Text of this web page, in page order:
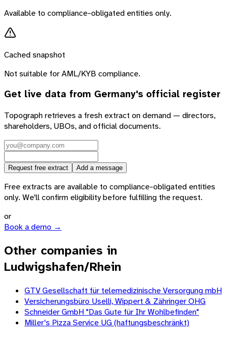
Available to compliance-obligated entities only.
Cached snapshot
Not suitable for AML/KYB compliance.
Get live data from Germany's official register
Topograph retrieves a fresh extract on demand — directors,
shareholders, UBOs, and official documents.
Request free extract Add a message
Free extracts are available to compliance-obligated entities
only. We'll confirm eligibility before fulfilling the request.
or
Book a demo →
Other companies in
Ludwigshafen/Rhein
GTV Gesellschaft für telemedizinische Versorgung mbH
Versicherungsbüro Uselli, Wippert & Zähringer OHG
Schneider GmbH "Das Gute für Ihr Wohlbefinden"
Miller's Pizza Service UG (haftungsbeschränkt)